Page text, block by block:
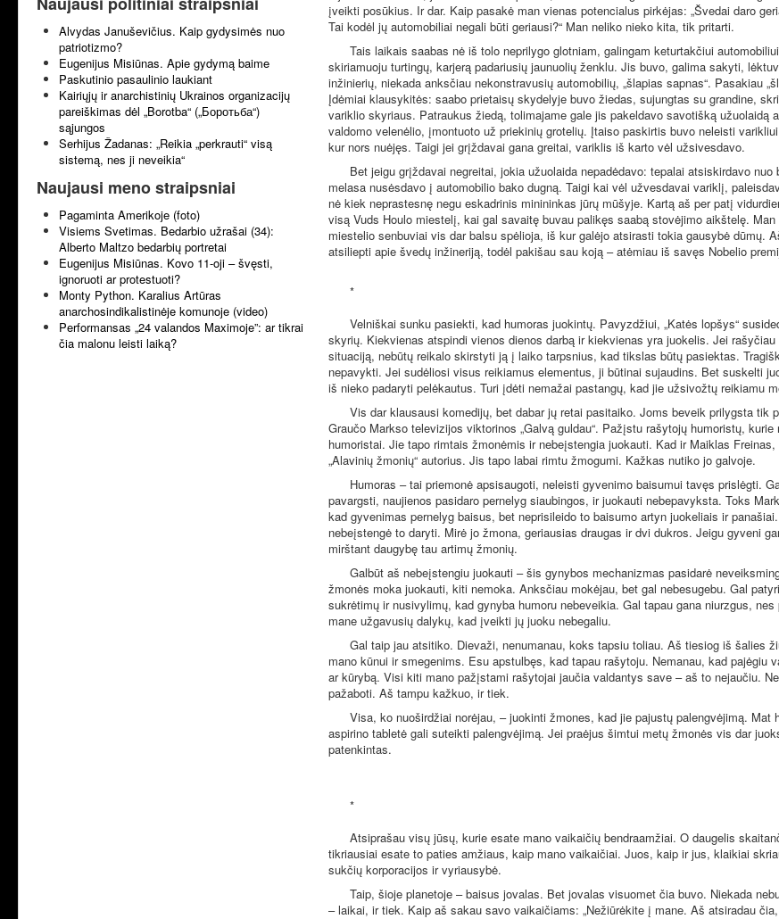
Alvydas Januševičius. Kaip gydysimės nuo
patriotizmo?
Eugenijus Misiūnas. Apie gydymą baime
Paskutinio pasaulinio laukiant
Kairiųjų ir anarchistinių Ukrainos organizacijų
pareiškimas dėl „Borotba“ („Боротьба“)
sąjungos
Serhijus Žadanas: „Reikia „perkrauti“ visą
sistemą, nes ji neveikia“
Naujausi meno straipsniai
Pagaminta Amerikoje (foto)
Visiems Svetimas. Bedarbio užrašai (34):
Alberto Maltzo bedarbių portretai
Eugenijus Misiūnas. Kovo 11-oji – švęsti,
ignoruoti ar protestuoti?
Monty Python. Karalius Artūras
anarchosindikalistinėje komunoje (video)
Performansas „24 valandos Maximoje”: ar tikrai
čia malonu leisti laiką?
įveikti posūkius. Ir dar. Kaip pasakė man vienas potencialus pirkėjas: „Švedai daro
Tai kodėl jų automobiliai negali būti geriausi?“ Man neliko nieko kita, tik pritarti.
Tais laikais saabas nė iš tolo neprilygo glotniam, galingam keturtakčiui
skiriamuoju turtingų, karjerą padariusių jaunuolių ženklu. Jis buvo, galima sakyti,
inžinierių, niekada anksčiau nekonstravusių automobilių, „šlapias sapnas“. Pasakiau
Įdėmiai klausykitės: saabo prietaisų skydelyje buvo žiedas, sujungtas su grandine,
variklio skyriaus. Patraukus žiedą, tolimajame gale jis pakeldavo savotišką užuolaidą
valdomo velenėlio, įmontuoto už priekinių grotelių. Įtaiso paskirtis buvo neleisti
kur nors nuėjęs. Taigi jei grįždavai gana greitai, variklis iš karto vėl užsivesdavo.
Bet jeigu grįždavai negreitai, jokia užuolaida nepadėdavo: tepalai atsiskirdavo nuo
melasa nusėsdavo į automobilio bako dugną. Taigi kai vėl užvesdavai variklį,
nė kiek neprastesnę negu eskadrinis minininkas jūrų mūšyje. Kartą aš per patį
visą Vuds Houlo miestelį, kai gal savaitę buvau palikęs saabą stovėjimo aikštelę.
miestelio senbuviai vis dar balsu spėlioja, iš kur galėjo atsirasti tokia gausybė dūmų.
atsiliepti apie švedų inžineriją, todėl pakišau sau koją – atėmiau iš savęs Nobelio
*
Velniškai sunku pasiekti, kad humoras juokintų. Pavyzdžiui, „Katės lopšys“
skyrių. Kiekvienas atspindi vienos dienos darbą ir kiekvienas yra juokelis. Jei rašyčiau
situaciją, nebūtų reikalo skirstyti ją į laiko tarpsnius, kad tikslas būtų pasiektas.
nepavykti. Jei sudėliosi visus reikiamus elementus, ji būtinai sujaudins. Bet suskelti
iš nieko padaryti pelėkautus. Turi įdėti nemažai pastangų, kad jie užsivožtų reikiamu
Vis dar klausausi komedijų, bet dabar jų retai pasitaiko. Joms beveik prilygsta tik
Graučo Markso televizijos viktorinos „Galvą guldau“. Pažįstu rašytojų humoristų, kurie
humoristai. Jie tapo rimtais žmonėmis ir nebeįstengia juokauti. Kad ir Maiklas
„Alavinių žmonių“ autorius. Jis tapo labai rimtu žmogumi. Kažkas nutiko jo galvoje.
Humoras – tai priemonė apsisaugoti, neleisti gyvenimo baisumui tavęs prislėgti.
pavargsti, naujienos pasidaro pernelyg siaubingos, ir juokauti nebepavyksta. Toks
kad gyvenimas pernelyg baisus, bet neprisileido to baisumo artyn juokeliais ir
nebeįstengė to daryti. Mirė jo žmona, geriausias draugas ir dvi dukros. Jeigu gyveni
mirštant daugybę tau artimų žmonių.
Galbūt aš nebeįstengiu juokauti – šis gynybos mechanizmas pasidarė
žmonės moka juokauti, kiti nemoka. Anksčiau mokėjau, bet gal nebesugebu. Gal
sukrėtimų ir nusivylimų, kad gynyba humoru nebeveikia. Gal tapau gana niurzgus,
mane užgavusių dalykų, kad įveikti jų juoku nebegaliu.
Gal taip jau atsitiko. Dievaži, nenumanau, koks tapsiu toliau. Aš tiesiog iš šalies
mano kūnui ir smegenims. Esu apstulbęs, kad tapau rašytoju. Nemanau, kad pajėgiu
ar kūrybą. Visi kiti mano pažįstami rašytojai jaučia valdantys save – aš to nejaučiu.
pažaboti. Aš tampu kažkuo, ir tiek.
Visa, ko nuoširdžiai norėjau, – juokinti žmones, kad jie pajustų palengvėjimą. Mat
aspirino tabletė gali suteikti palengvėjimą. Jei praėjus šimtui metų žmonės vis dar
patenkintas.
*
Atsiprašau visų jūsų, kurie esate mano vaikaičių bendraamžiai. O daugelis
tikriausiai esate to paties amžiaus, kaip mano vaikaičiai. Juos, kaip ir jus, klaikiai
sukčių korporacijos ir vyriausybė.
Taip, šioje planetoje – baisus jovalas. Bet jovalas visuomet čia buvo. Niekada
– laikai, ir tiek. Kaip aš sakau savo vaikaičiams: „Nežiūrėkite į mane. Aš atsiradau